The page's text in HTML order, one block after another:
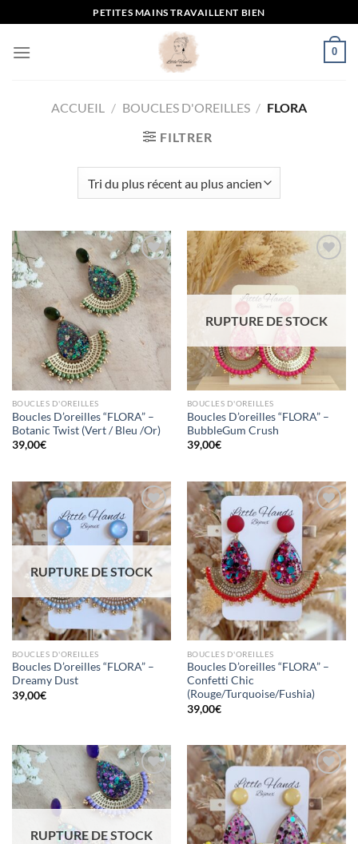
au
contenu
PETITES MAINS TRAVAILLENT BIEN
0
ACCUEIL / BOUCLES D'OREILLES / FLORA
FILTRER
Mettre
favoris
BOUCLES D'OREILLES
Boucles D’oreilles “FLORA” –
Botanic Twist (Vert / Bleu /Or)
39,00€
favoris
RUPTURE DE STOCK
BOUCLES D'OREILLES
Boucles D’oreilles “FLORA” –
BubbleGum Crush
39,00€
favoris
RUPTURE DE STOCK
BOUCLES D'OREILLES
Boucles D’oreilles “FLORA” –
Dreamy Dust
39,00€
Mettre
en
favoris
BOUCLES D'OREILLES
Boucles D’oreilles “FLORA” –
Confetti Chic
(Rouge/Turquoise/Fushia)
39,00€
favoris
RUPTURE DE STOCK
Mettre
en
favoris